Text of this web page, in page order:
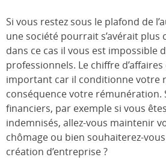
Si vous restez sous le plafond de
une société pourrait s’avérait plus
dans ce cas il vous est impossible
professionnels. Le chiffre
important car il conditionne votre
conséquence votre rémunération.
financiers, par exemple si vous
indemnisés, allez-vous maintenir
chômage ou bien souhaiterez-vous
création d’entreprise ?